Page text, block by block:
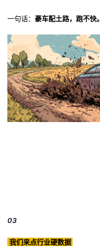
一句话： 豪车配土路，跑不快。
03
我们来点行业硬数据